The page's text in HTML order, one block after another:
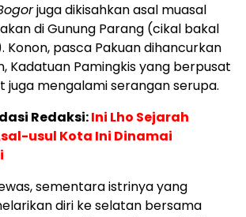
juga dikisahkan asal muasal
di Gunung Parang (cikal bakal
Konon, pasca Pakuan dihancurkan
Kadatuan Pamingkis yang berpusat
juga mengalami serangan serupa.
Redaksi:Ini Lho Sejarah
usul Kota Ini Dinamai
sementara istrinya yang
diri ke selatan bersama